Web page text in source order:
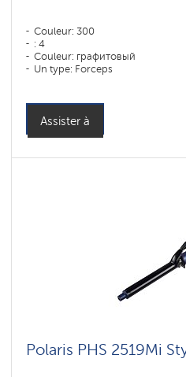
Couleur: 300
: 4
Couleur: графитовый
Un type: Forceps
Assister à
Polaris PHS 2519Mi